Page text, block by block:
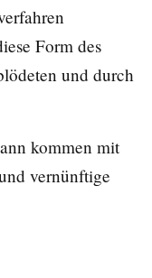
Form des
und durch
kommen mit
vernünftige